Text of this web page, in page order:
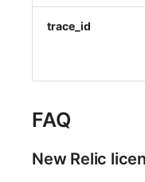
trace_id
FAQ
New Relic